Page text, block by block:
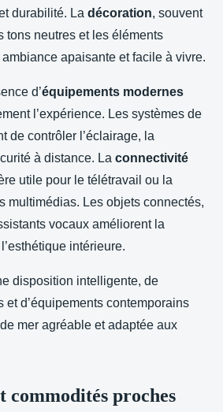
durabilité. La décoration, souvent
tons neutres et les éléments
apaisante et facile à vivre.
d’équipements modernes
l’expérience. Les systèmes de
de contrôler l’éclairage, la
à distance. La connectivité
utile pour le télétravail ou la
multimédias. Les objets connectés,
vocaux améliorent la
intérieure.
disposition intelligente, de
et d’équipements contemporains
mer agréable et adaptée aux
commodités proches